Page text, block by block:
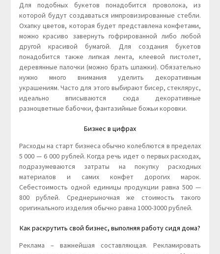
Для подобных букетов понадобится проволока, из
которой будут создаваться импровизированные стебли.
Охапку цветов, которая будет представлена конфетами,
можно красиво завернуть гофрированной либо любой
другой красивой бумагой. Для создания букетов
понадобится также липкая лента, клеевой пистолет,
деревянные палочки (можно брать шпажки). Обязательно
нужно много внимания уделить декоративным
украшениям. Часто для этого выбирают бисер, стеклярус,
идеально вписываются сюда декоративные
разноцветные бабочки, фантазийные божьи коровки.
Бизнес в цифрах
Расходы на старт бизнеса обычно колеблются в пределах
5 000 — 6 000 рублей. Когда речь идет о первых расходах,
подразумеваются затраты на покупку расходных
материалов и самих конфет дорогих марок.
Себестоимость одной единицы продукции равна 500 —
800 рублей. Среднерыночная же стоимость такого
оригинального изделия обычно равна 1000-3000 рублей.
Как раскрутить свой бизнес, выполняя работу сидя дома?
Реклама – важнейшая составляющая. Рекламировать